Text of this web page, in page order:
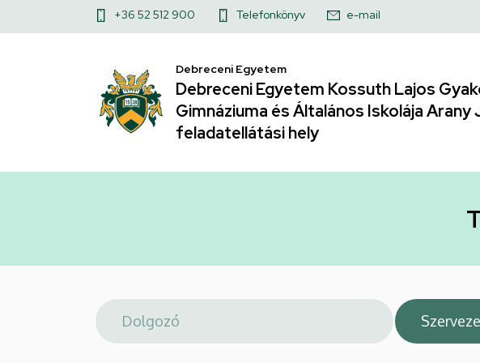
Telefonkönyv
Debreceni
Egyetem
Kossuth
Gimnáziuma
Általános
a
Felső
menü
+36 52 512 900 Telefonkönyv e-mail
Debreceni Egyetem
Debreceni Egyetem Kossuth Lajos
Gimnáziuma és Általános Iskolája Arany
feladatellátási hely